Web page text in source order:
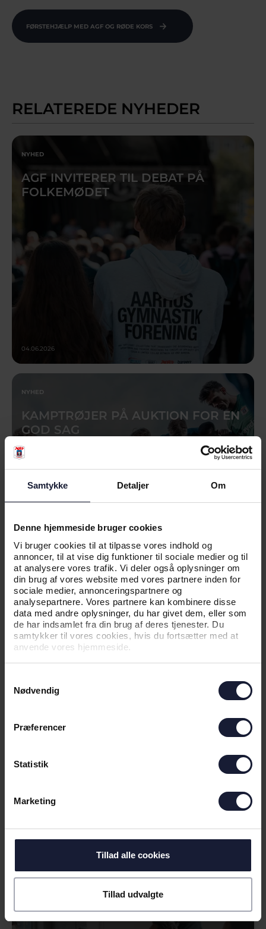
Samtykke Detaljer Om
Denne hjemmeside bruger cookies
Vi bruger cookies til at tilpasse vores indhold og
annoncer, til at vise dig funktioner til sociale medier og til
at analysere vores trafik. Vi deler også oplysninger om
din brug af vores website med vores partnere inden for
sociale medier, annonceringspartnere og
analysepartnere. Vores partnere kan kombinere disse
data med andre oplysninger, du har givet dem, eller som
de har indsamlet fra din brug af deres tjenester. Du
samtykker til vores cookies, hvis du fortsætter med at
anvende vores hjemmeside.
Nødvendig
Præferencer
Statistik
Marketing
Tillad alle cookies
Tillad udvalgte
FØRSTEHJÆLP MED AGF OG RØDE KORS
RELATEREDE NYHEDER
NYHED
AGF INVITERER TIL DEBAT PÅ
FOLKEMØDET
04.06.2026
NYHED
KAMPTRØJER PÅ AUKTION FOR EN
GOD SAG
07.05.2026
NYHED
ODDSET RYKKER MED IND PÅ
VORES NYE HJEM
STARTBLOKKEN STARTEDE NYT ÅR